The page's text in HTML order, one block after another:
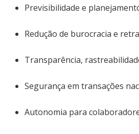
Previsibilidade e
Redução de burocracia e
Transparência,
Segurança em transações
Autonomia para